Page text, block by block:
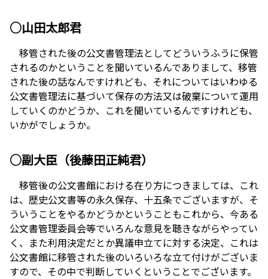
○山田太郎君
移管された後の公文書管理法としてどういうふうに保管
されるのかということを聞いているんでありまして、移管
された後の話なんですけれども、それについてはいわゆる
公文書管理法に基づいて保存の方法又は破棄について運用
していくのかどうか、これを聞いているんですけれども、
いかがでしょうか。
○副大臣（後藤田正純君）
移管後の公文書館における在り方につきましては、これ
は、歴史公文書等の永久保存、十五条でございますが、そ
ういうことをやるかどうかということもこれから、今ある
公文書管理委員会等でいろんな意見を聴きながらやってい
く、また利用決定だとか異議申立てに対する決定、これは
公文書館に移管された後のいろいろな立て付けがございま
すので、その中で判断していくということでございます。